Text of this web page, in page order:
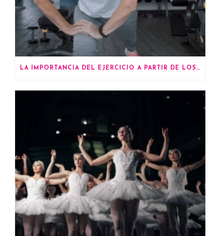
LA IMPORTANCIA DEL EJERCICIO A PARTIR DE LOS 60 AÑOS